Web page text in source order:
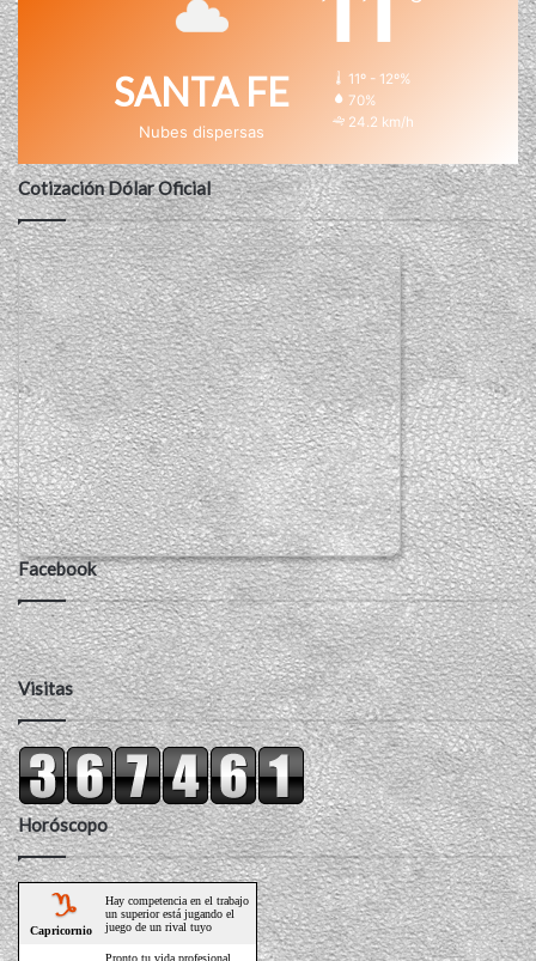
SANTA FE
Nubes dispersas
11º - 12º%
70%
24.2 km/h
Cotización Dólar Oficial
Facebook
Visitas
Horóscopo